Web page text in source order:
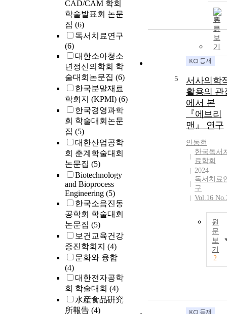
CAD/CAM 학회
학술발표회 논문
집 (6)
독서치료연구
(6)
대한소아청소
년정신의학회 학
술대회논문집 (6)
한국분말재료
학회지 (KPMI) (6)
한국경영과학
회 학술대회논문
집 (5)
대한산업공학
회 춘계학술대회
논문집 (5)
Biotechnology
and Bioprocess
Engineering (5)
한국소음진동
공학회 학술대회
논문집 (5)
보건교육건강
증진학회지 (4)
문화와 융합
(4)
대한전자공학
회 학술대회 (4)
水産食品硏究
所報告 (4)
원
문
보
기
5
서사의학
활용의 관
에서 본
『에브리
맨』 연구
안동현
한국독서
료학회
2024
독서치료
구
Vol.16
원
문
보
기
2